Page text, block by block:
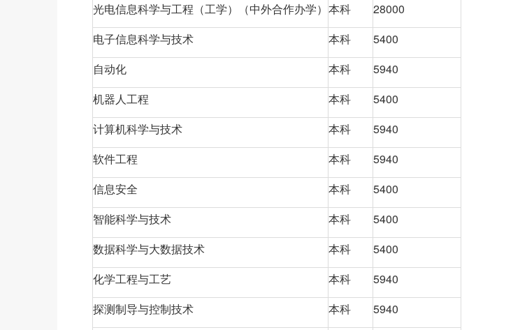
光电信息科学与工程（工学）（中外合作办学） 本科
28000
电子信息科学与技术
本科
5400
自动化
本科
5940
机器人工程
本科
5400
计算机科学与技术
本科
5940
软件工程
本科
5940
信息安全
本科
5400
智能科学与技术
本科
5400
数据科学与大数据技术
本科
5400
化学工程与工艺
本科
5940
探测制导与控制技术
本科
5940